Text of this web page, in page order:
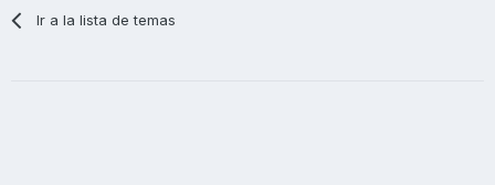
Ir a la lista de temas